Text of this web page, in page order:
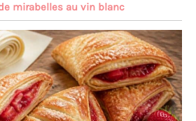
mirabelles au vin blanc